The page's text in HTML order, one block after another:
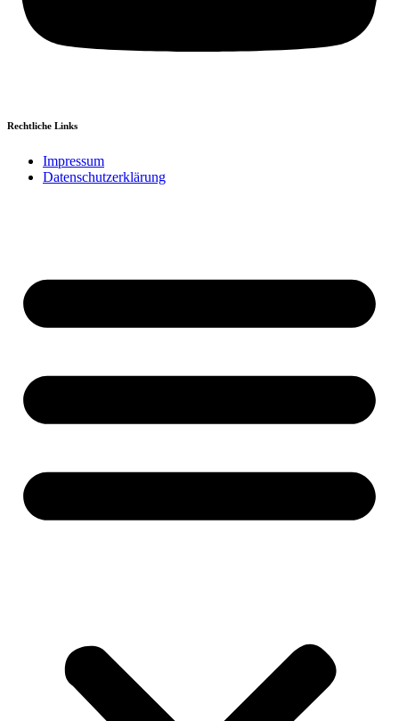
Rechtliche Links
Impressum
Datenschutzerklärung